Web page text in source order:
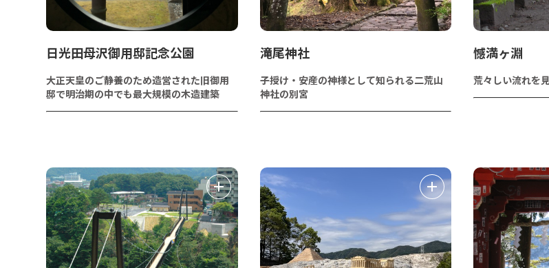
日光田母沢御用邸記念公園
大正天皇のご静養のため造営された旧御用
邸で明治期の中でも最大規模の木造建築
滝尾神社
子授け・安産の神様として知られる二荒山
神社の別宮
憾満ヶ淵
荒々しい流れを